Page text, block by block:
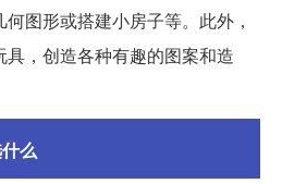
图形或搭建小房子等。此外，
，创造各种有趣的图案和造
么